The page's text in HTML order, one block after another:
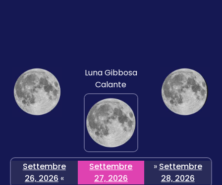
Luna Gibbosa
Calante
Settembre
26, 2026 «
Settembre
27, 2026
» Settembre
28, 2026